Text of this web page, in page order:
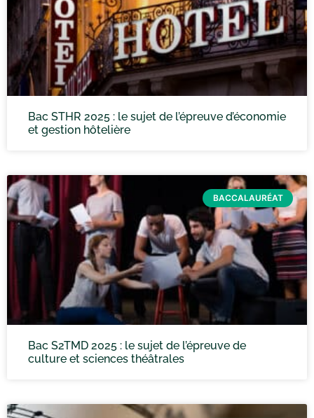
Bac STHR 2025 : le sujet de l’épreuve d’économie
et gestion hôtelière
BACCALAURÉAT
Bac S2TMD 2025 : le sujet de l’épreuve de
culture et sciences théâtrales